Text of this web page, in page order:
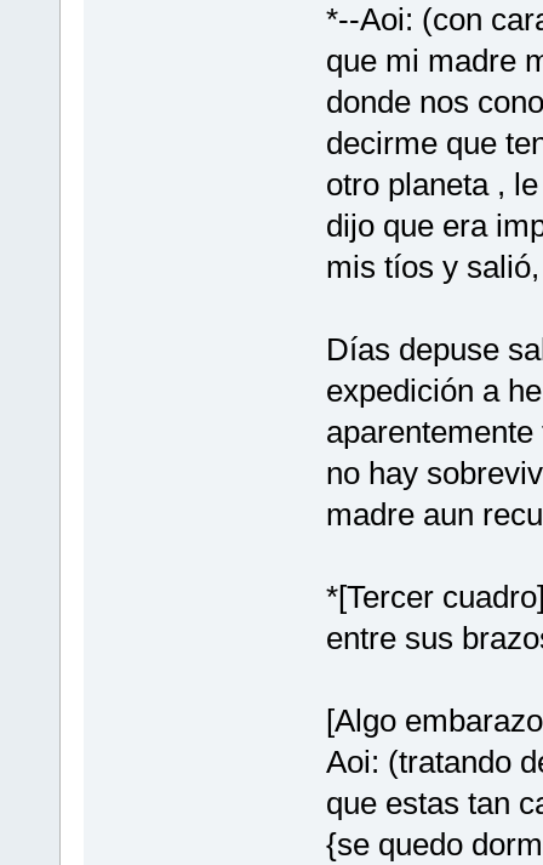
*--Aoi: (con
que mi madre
donde nos
decirme que
otro planeta ,
dijo que era
mis tíos y
Días depuse
expedición a
no hay
madre aun
*[Tercer
entre sus
[Algo
Aoi: (tratando
que estas tan
{se quedo